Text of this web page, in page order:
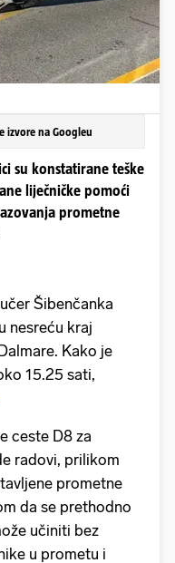
izvore na Googleu
su konstatirane teške
liječničke pomoći
prometne
Šibenčanka
nesreću kraj
Kako je
15.25 sati,
ceste D8 za
radovi, prilikom
prometne
da se prethodno
učiniti bez
u prometu i